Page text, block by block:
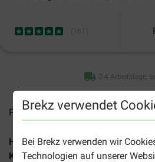
Brekz verwendet
Bei Brekz verwenden wir
Technologien auf unserer
2-4 Arbeitstage,
Preise inkl. MwSt zzgl.
Hill's Prescription Diet Metabolic
Katzenfutterist ein Diätfutter für